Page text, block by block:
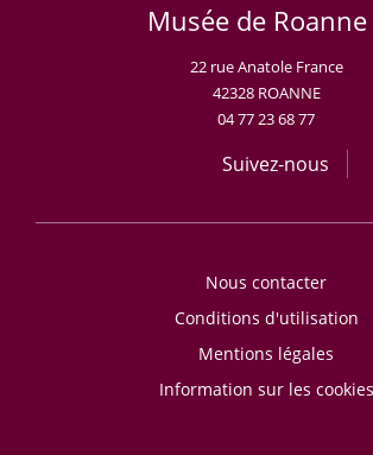
Musée de Roanne
22 rue Anatole France
42328 ROANNE
04 77 23 68 77
Suivez-nous
Nous contacter
Conditions d'utilisation
Mentions légales
Information sur les cookies